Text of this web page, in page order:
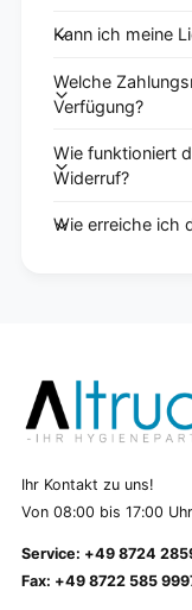
Kann ich meine
Welche
Verfügung?
Wie funktioniert
Widerruf?
Wie erreiche ich
Ihr Kontakt zu uns!
Von 08:00 bis 17:00 Uhr
Service: +49 8724
Fax: +49 8722 585